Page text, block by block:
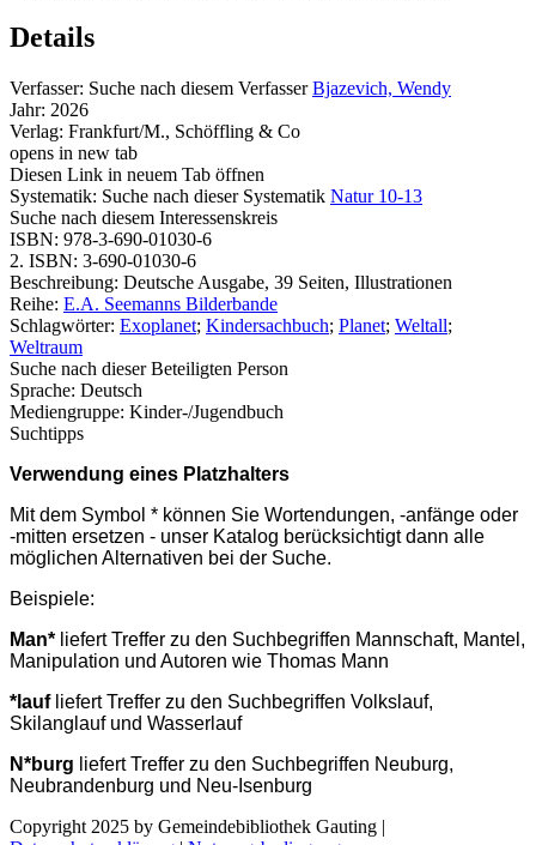
Details
Verfasser: Suche nach diesem Verfasser Bjazevich, Wendy
Jahr: 2026
Verlag: Frankfurt/M., Schöffling & Co
opens in new tab
Diesen Link in neuem Tab öffnen
Systematik: Suche nach dieser Systematik Natur 10-13
Suche nach diesem Interessenskreis
ISBN: 978-3-690-01030-6
2. ISBN: 3-690-01030-6
Beschreibung: Deutsche Ausgabe, 39 Seiten, Illustrationen
Reihe: E.A. Seemanns Bilderbande
Schlagwörter: Exoplanet; Kindersachbuch; Planet; Weltall;
Weltraum
Suche nach dieser Beteiligten Person
Sprache: Deutsch
Mediengruppe: Kinder-/Jugendbuch
Suchtipps
Verwendung eines Platzhalters
Mit dem Symbol * können Sie Wortendungen, -anfänge oder
-mitten ersetzen - unser Katalog berücksichtigt dann alle
möglichen Alternativen bei der Suche.
Beispiele:
Man* liefert Treffer zu den Suchbegriffen Mannschaft, Mantel,
Manipulation und Autoren wie Thomas Mann
*lauf liefert Treffer zu den Suchbegriffen Volkslauf,
Skilanglauf und Wasserlauf
N*burg liefert Treffer zu den Suchbegriffen Neuburg,
Neubrandenburg und Neu-Isenburg
Copyright 2025 by Gemeindebibliothek Gauting |